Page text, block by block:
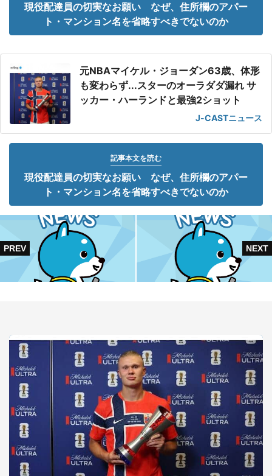
現役配達員の切実なお願い なぜ、住所欄のアパー
ト・マンション名を省略すべきでないのか
元NBAマイケル・ジョーダン63歳、体形
も変わらず...スターのオーラダダ漏れ サ
ッカー・ハーランドと最強2ショット
J-CASTニュース
記事本文を読む
現役配達員の切実なお願い なぜ、住所欄のアパー
ト・マンション名を省略すべきでないのか